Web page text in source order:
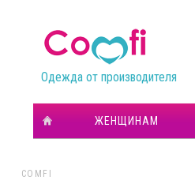
Одежда от производителя
ЖЕНЩИНАМ
COMFI